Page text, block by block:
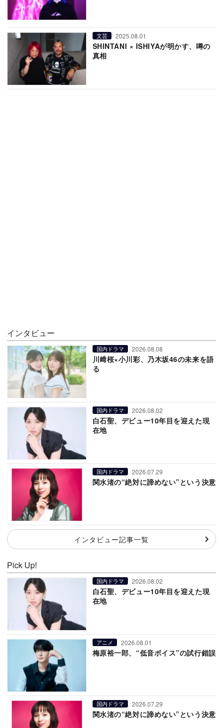
文芸 2025.08.01
SHINTANI × ISHIYAが明かす、噂の
真相
インタビュー
国内ドラマ 2026.08.08
川﨑桜×小川彩、乃木坂46の未来を語
る
国内ドラマ 2026.08.02
白石聖、デビュー10年目を迎えた現
在地
国内ドラマ 2026.07.29
関水渚の“絶対に諦めない”という決意
インタビュー記事一覧
Pick Up!
国内ドラマ 2026.08.02
白石聖、デビュー10年目を迎えた現
在地
アニメ 2026.08.01
梅原裕一郎、“低音ボイス”の試行錯誤
国内ドラマ 2026.07.29
関水渚の“絶対に諦めない”という決意